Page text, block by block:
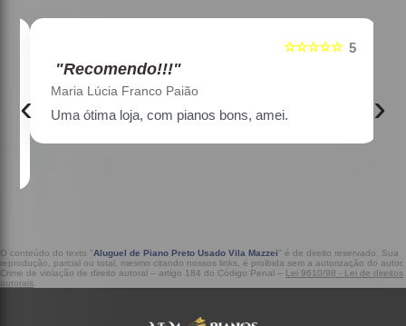
5
☆☆☆☆☆
"Recomendo!!!"
Maria Lúcia Franco Paião
Uma ótima loja, com pianos bons, amei.
‹ ›
O conteúdo do texto "Aluguel de Piano Preto Usado Vila Mazzei" é de direito reservado. Sua
reprodução, parcial ou total, mesmo citando nossos links, é proibida sem a autorização do autor.
Crime de violação de direito autoral – artigo 184 do Código Penal – Lei 9610/98 - Lei de direitos
autorais